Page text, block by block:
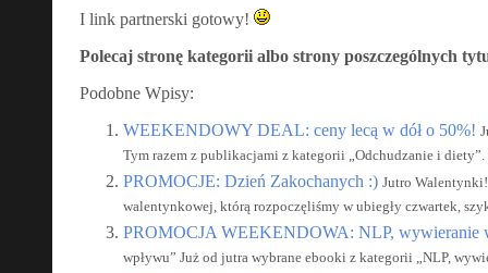
I link partnerski gotowy!
Polecaj stronę kategorii albo strony poszczególnych
Podobne Wpisy:
WEEKENDOWY DEAL: ceny lecą w dół o 50%!
Tym razem z publikacjami z kategorii „Odchudzanie i diety”.
PROMOCJE: Dzień Zakochanych :) Jutro
walentynkowej, którą rozpoczęliśmy w ubiegły czwartek,
PROMOCJA WEEKENDOWA: NLP, wywieranie
wpływu” Już od jutra wybrane ebooki z kategorii „NLP,